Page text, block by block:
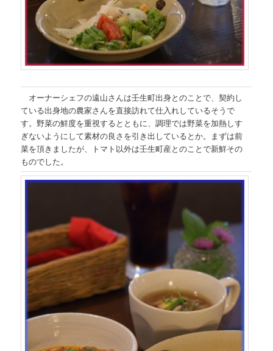
オーナーシェフの遠山さんは壬生町出身とのことで、契約し
ている出身地の農家さんを直接訪れて仕入れしているそうで
す。野菜の鮮度を重視するとともに、調理では野菜を加熱しす
ぎないようにして素材の良さを引き出しているとか。まずは前
菜を頂きましたが、トマト以外は壬生町産とのことで新鮮その
ものでした。